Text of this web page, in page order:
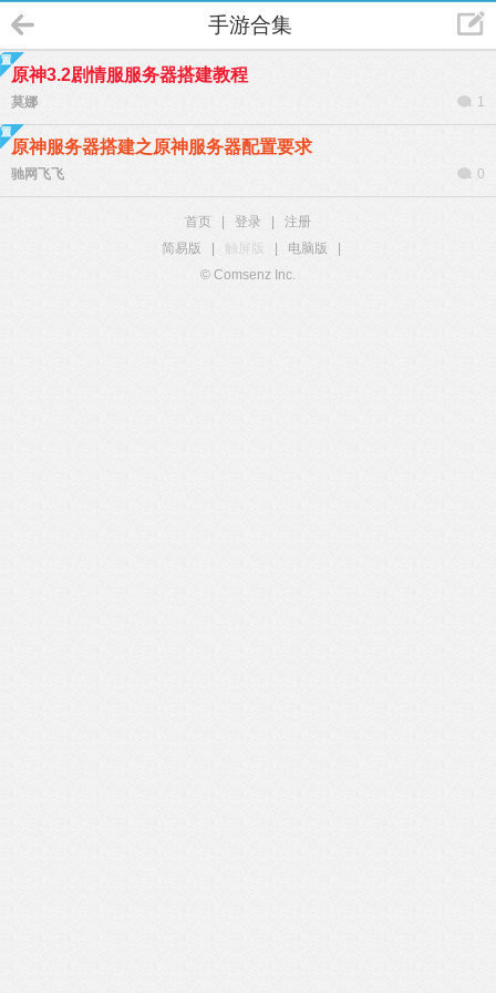
手游合集
原神3.2剧情服服务器搭建教程
莫娜 1
原神服务器搭建之原神服务器配置要求
驰网飞飞 0
首页 登录
注册
简易版
触屏版 电脑版
© Comsenz Inc.